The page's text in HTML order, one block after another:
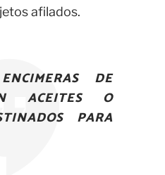
afilados.
DE
ACEITES O
PARA